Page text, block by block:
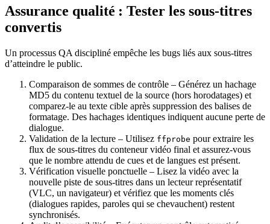
Assurance qualité : Tester les sous‑titres
convertis
Un processus QA discipliné empêche les bugs liés aux sous‑titres
d’atteindre le public.
Comparaison de sommes de contrôle – Générez un hachage
MD5 du contenu textuel de la source (hors horodatages) et
comparez‑le au texte cible après suppression des balises de
formatage. Des hachages identiques indiquent aucune perte de
dialogue.
Validation de la lecture – Utilisez ffprobe pour extraire les
flux de sous‑titres du conteneur vidéo final et assurez‑vous
que le nombre attendu de cues et de langues est présent.
Vérification visuelle ponctuelle – Lisez la vidéo avec la
nouvelle piste de sous‑titres dans un lecteur représentatif
(VLC, un navigateur) et vérifiez que les moments clés
(dialogues rapides, paroles qui se chevauchent) restent
synchronisés.